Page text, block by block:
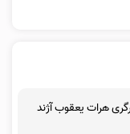
هرات یعقوب آژند